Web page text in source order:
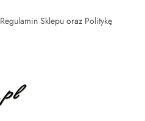
Regulamin Sklepu oraz Politykę